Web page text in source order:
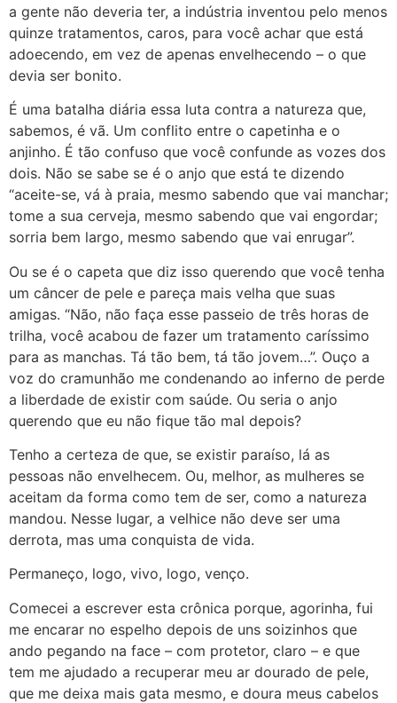
a gente não deveria ter, a indústria inventou pelo menos
quinze tratamentos, caros, para você achar que está
adoecendo, em vez de apenas envelhecendo – o que
devia ser bonito.
É uma batalha diária essa luta contra a natureza que,
sabemos, é vã. Um conflito entre o capetinha e o
anjinho. É tão confuso que você confunde as vozes dos
dois. Não se sabe se é o anjo que está te dizendo
“aceite-se, vá à praia, mesmo sabendo que vai manchar;
tome a sua cerveja, mesmo sabendo que vai engordar;
sorria bem largo, mesmo sabendo que vai enrugar”.
Ou se é o capeta que diz isso querendo que você tenha
um câncer de pele e pareça mais velha que suas
amigas. “Não, não faça esse passeio de três horas de
trilha, você acabou de fazer um tratamento caríssimo
para as manchas. Tá tão bem, tá tão jovem…”. Ouço a
voz do cramunhão me condenando ao inferno de perde
a liberdade de existir com saúde. Ou seria o anjo
querendo que eu não fique tão mal depois?
Tenho a certeza de que, se existir paraíso, lá as
pessoas não envelhecem. Ou, melhor, as mulheres se
aceitam da forma como tem de ser, como a natureza
mandou. Nesse lugar, a velhice não deve ser uma
derrota, mas uma conquista de vida.
Permaneço, logo, vivo, logo, venço.
Comecei a escrever esta crônica porque, agorinha, fui
me encarar no espelho depois de uns soizinhos que
ando pegando na face – com protetor, claro – e que
tem me ajudado a recuperar meu ar dourado de pele,
que me deixa mais gata mesmo, e doura meus cabelos